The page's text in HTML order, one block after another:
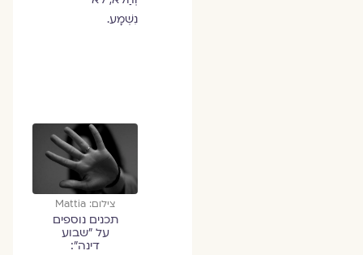
נִשְׁמָע.
צילום: Mattia
תכנים נוספים
על ״שבוע
דינה״: